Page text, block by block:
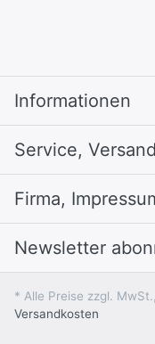
Informationen
Service,
Firma,
Newsletter
* Alle Preise zzgl.
Versandkosten